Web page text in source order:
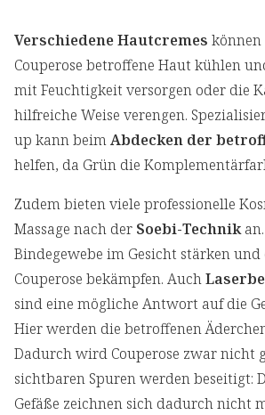
Verschiedene Hautcremes
Couperose betroffene Haut kühlen
mit Feuchtigkeit versorgen oder die
hilfreiche Weise verengen.
up kann beimAbdecken der
helfen, da Grün die
Zudem bieten viele professionelle
Massage nach der Soebi-Technikan.
Bindegewebe im Gesicht stärken
Couperose bekämpfen. Auch
sind eine mögliche Antwort auf die
Hier werden die betroffenen
Dadurch wird Couperose zwar nicht
sichtbaren Spuren werden beseitigt:
Gefäße zeichnen sich dadurch nicht